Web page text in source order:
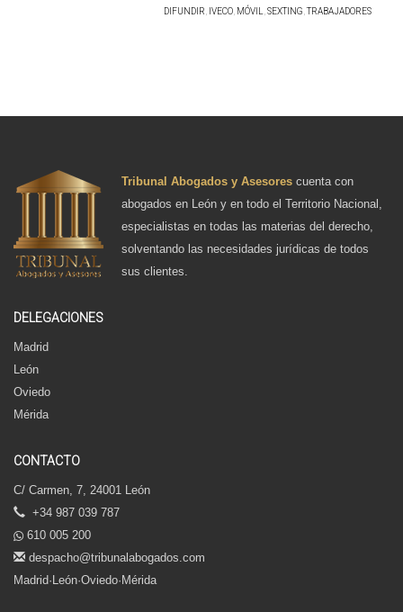
DIFUNDIR IVECO MÓVIL SEXTING ,TRABAJADORES
Tribunal Abogados y Asesores cuenta con
abogados en León y en todo el Territorio Nacional,
especialistas en todas las materias del derecho,
solventando las necesidades jurídicas de todos
sus clientes.
DELEGACIONES
Madrid
León
Oviedo
Mérida
CONTACTO
C/ Carmen, 7, 24001 León
+34 987 039 787
610 005 200
despacho@tribunalabogados.com
Madrid·León·Oviedo·Mérida